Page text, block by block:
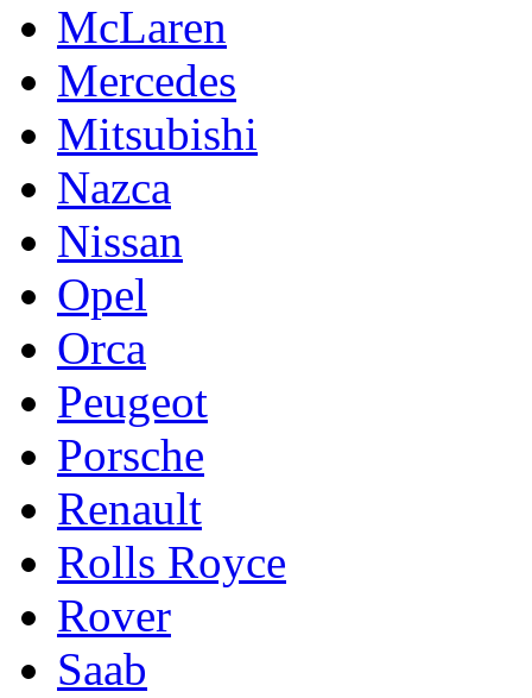
McLaren
Mercedes
Mitsubishi
Nazca
Nissan
Opel
Orca
Peugeot
Porsche
Renault
Rolls Royce
Rover
Saab